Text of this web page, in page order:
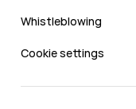
Whistleblowing
Cookie settings